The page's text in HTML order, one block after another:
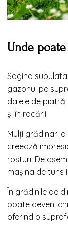
Unde
Sagina
gazonul pe
dalele de
și în rocării.
Mulți grădinari
creează
rosturi. De
mașina de tuns
În grădinile de
poate deveni
oferind o